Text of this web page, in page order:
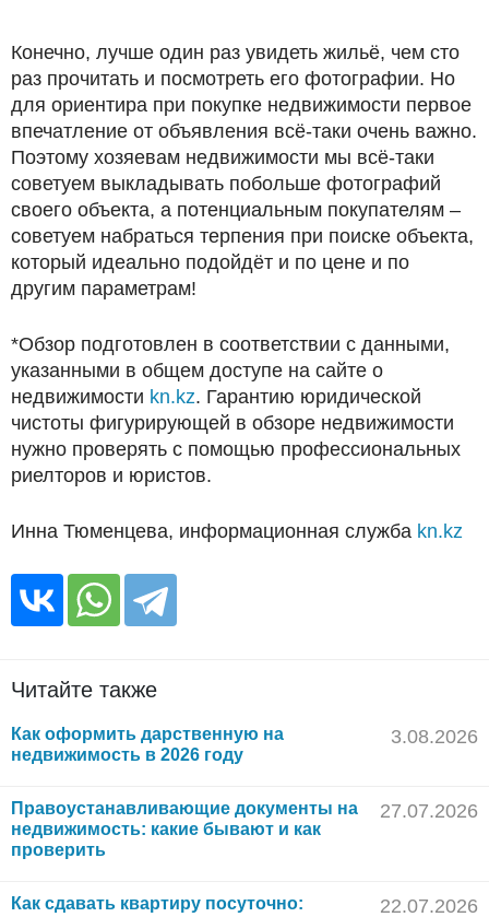
Конечно, лучше один раз увидеть жильё, чем сто
раз прочитать и посмотреть его фотографии. Но
для ориентира при покупке недвижимости первое
впечатление от объявления всё-таки очень важно.
Поэтому хозяевам недвижимости мы всё-таки
советуем выкладывать побольше фотографий
своего объекта, а потенциальным покупателям –
советуем набраться терпения при поиске объекта,
который идеально подойдёт и по цене и по
другим параметрам!
*Обзор подготовлен в соответствии с данными,
указанными в общем доступе на сайте о
недвижимости kn.kz. Гарантию юридической
чистоты фигурирующей в обзоре недвижимости
нужно проверять с помощью профессиональных
риелторов и юристов.
Инна Тюменцева, информационная служба kn.kz
Читайте также
Как оформить дарственную на
недвижимость в 2026 году
3.08.2026
Правоустанавливающие документы на
недвижимость: какие бывают и как
проверить
27.07.2026
Как сдавать квартиру посуточно:
22.07.2026